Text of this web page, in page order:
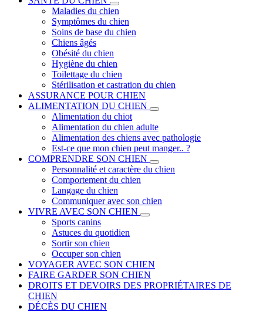
Maladies du chien
Symptômes du chien
Soins de base du chien
Chiens âgés
Obésité du chien
Hygiène du chien
Toilettage du chien
Stérilisation et castration du chien
ASSURANCE POUR CHIEN
ALIMENTATION DU CHIEN
Alimentation du chiot
Alimentation du chien adulte
Alimentation des chiens avec pathologie
Est-ce que mon chien peut manger.. ?
COMPRENDRE SON CHIEN
Personnalité et caractère du chien
Comportement du chien
Langage du chien
Communiquer avec son chien
VIVRE AVEC SON CHIEN
Sports canins
Astuces du quotidien
Sortir son chien
Occuper son chien
VOYAGER AVEC SON CHIEN
FAIRE GARDER SON CHIEN
DROITS ET DEVOIRS DES PROPRIÉTAIRES DE
CHIEN
DÉCÈS DU CHIEN